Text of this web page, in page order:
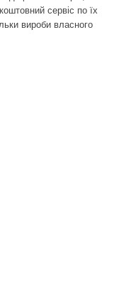
сервіс по їх
вироби власного